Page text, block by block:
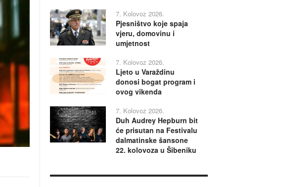
7. Kolovoz 2026.
Pjesništvo koje spaja
vjeru, domovinu i
umjetnost
7. Kolovoz 2026.
Ljeto u Varaždinu
donosi bogat program i
ovog vikenda
7. Kolovoz 2026.
Duh Audrey Hepburn bit
će prisutan na Festivalu
dalmatinske šansone
22. kolovoza u Šibeniku